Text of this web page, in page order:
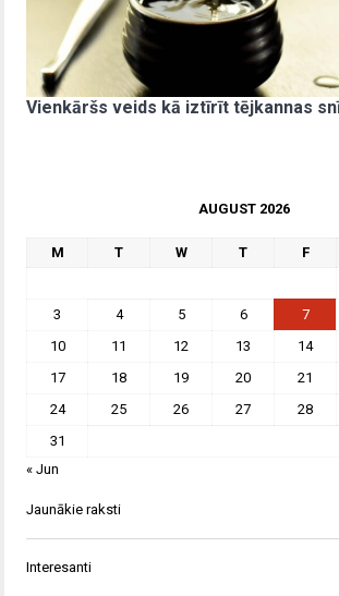
Vienkāršs veids kā iztīrīt tējkannas
AUGUST 2026
M T W T F
3
4 5 6 7
10
11 12 13 14
17
18 19 20 21
24
25 26 27 28
31
« Jun
Jaunākie raksti
Interesanti